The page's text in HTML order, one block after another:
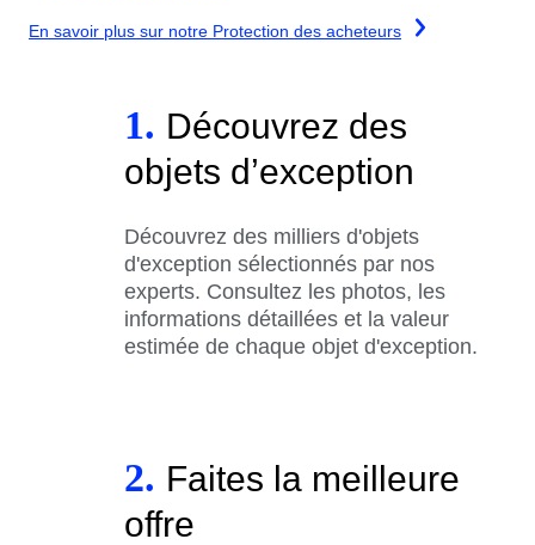
En savoir plus sur notre Protection des acheteurs
1. Découvrez des
objets d’exception
Découvrez des milliers d'objets
d'exception sélectionnés par nos
experts. Consultez les photos, les
informations détaillées et la valeur
estimée de chaque objet d'exception.
2. Faites la meilleure
offre